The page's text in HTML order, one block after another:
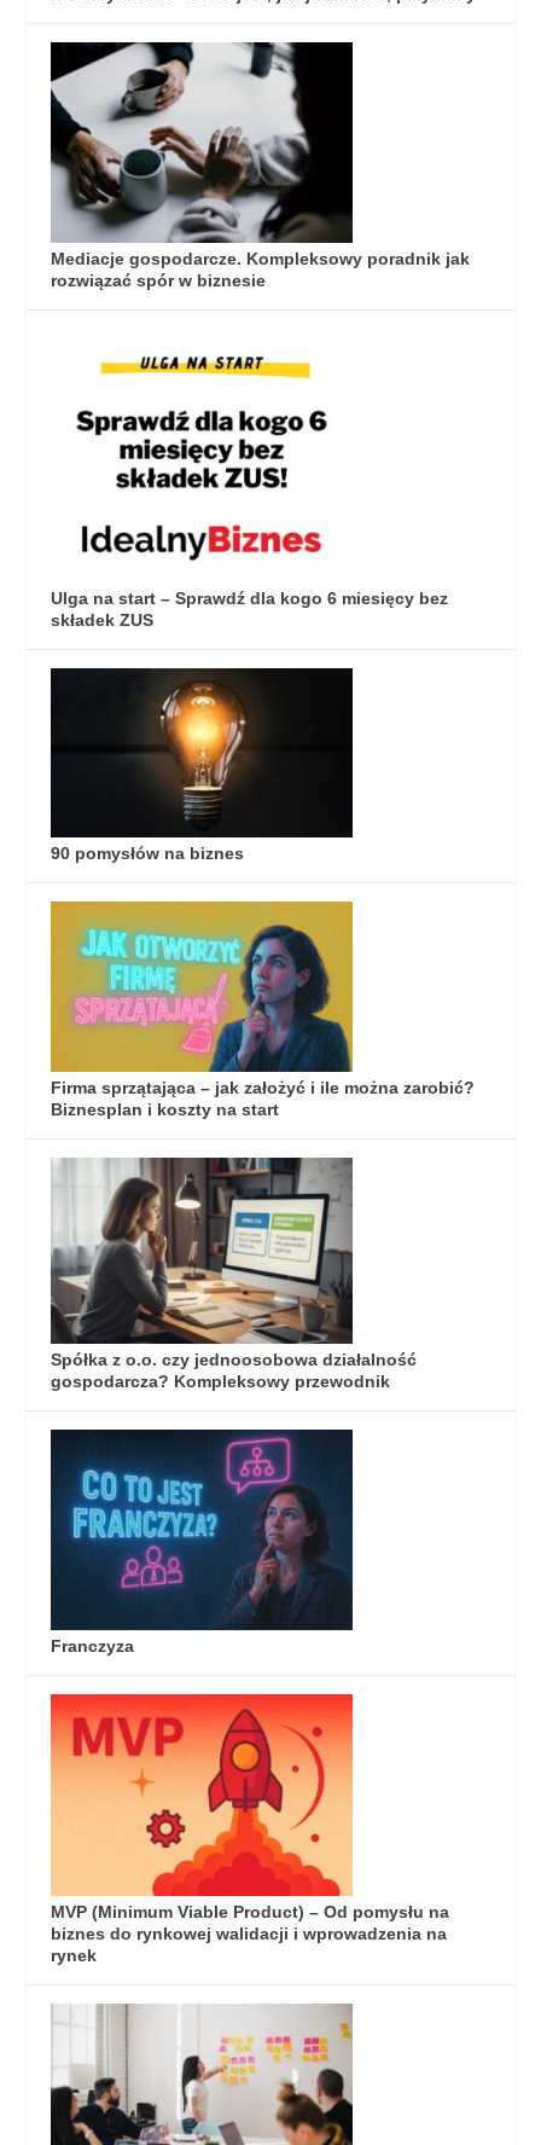
Mediacje gospodarcze. Kompleksowy poradnik jak
rozwiązać spór w biznesie
Ulga na start – Sprawdź dla kogo 6 miesięcy bez
składek ZUS
90 pomysłów na biznes
Firma sprzątająca – jak założyć i ile można zarobić?
Biznesplan i koszty na start
Spółka z o.o. czy jednoosobowa działalność
gospodarcza? Kompleksowy przewodnik
Franczyza
MVP (Minimum Viable Product) – Od pomysłu na
biznes do rynkowej walidacji i wprowadzenia na
rynek